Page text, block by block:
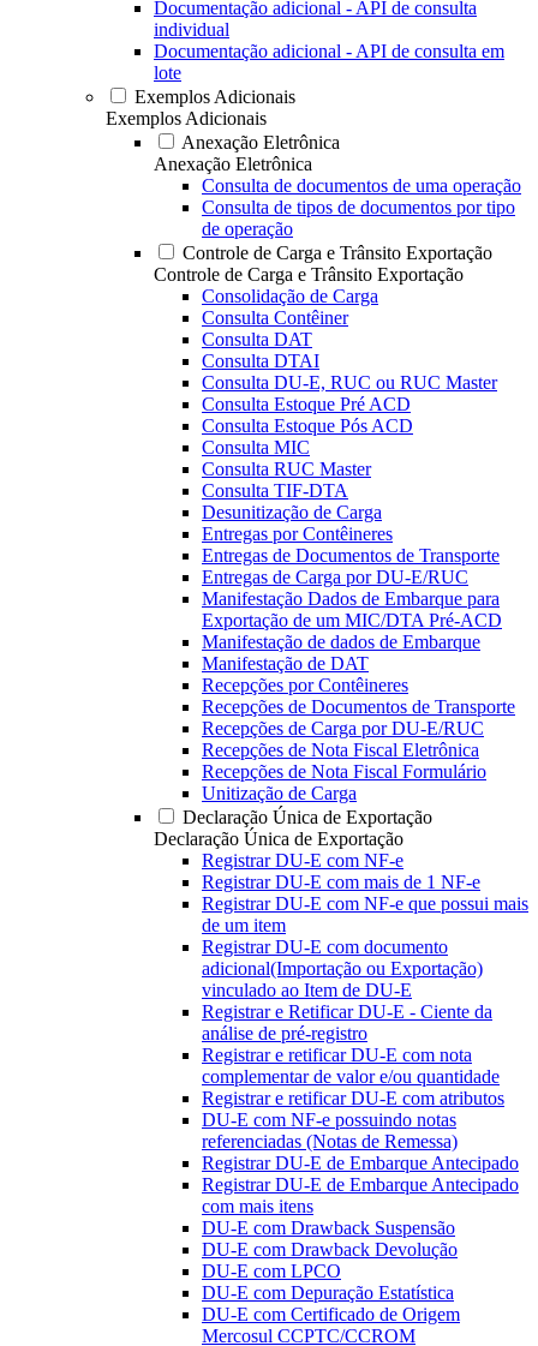
Documentação adicional - API de consulta
individual
Documentação adicional - API de consulta em
lote
Exemplos Adicionais
Exemplos Adicionais
Anexação Eletrônica
Anexação Eletrônica
Consulta de documentos de uma operação
Consulta de tipos de documentos por tipo
de operação
Controle de Carga e Trânsito Exportação
Controle de Carga e Trânsito Exportação
Consolidação de Carga
Consulta Contêiner
Consulta DAT
Consulta DTAI
Consulta DU-E, RUC ou RUC Master
Consulta Estoque Pré ACD
Consulta Estoque Pós ACD
Consulta MIC
Consulta RUC Master
Consulta TIF-DTA
Desunitização de Carga
Entregas por Contêineres
Entregas de Documentos de Transporte
Entregas de Carga por DU-E/RUC
Manifestação Dados de Embarque para
Exportação de um MIC/DTA Pré-ACD
Manifestação de dados de Embarque
Manifestação de DAT
Recepções por Contêineres
Recepções de Documentos de Transporte
Recepções de Carga por DU-E/RUC
Recepções de Nota Fiscal Eletrônica
Recepções de Nota Fiscal Formulário
Unitização de Carga
Declaração Única de Exportação
Declaração Única de Exportação
Registrar DU-E com NF-e
Registrar DU-E com mais de 1 NF-e
Registrar DU-E com NF-e que possui mais
de um item
Registrar DU-E com documento
adicional(Importação ou Exportação)
vinculado ao Item de DU-E
Registrar e Retificar DU-E - Ciente da
análise de pré-registro
Registrar e retificar DU-E com nota
complementar de valor e/ou quantidade
Registrar e retificar DU-E com atributos
DU-E com NF-e possuindo notas
referenciadas (Notas de Remessa)
Registrar DU-E de Embarque Antecipado
Registrar DU-E de Embarque Antecipado
com mais itens
DU-E com Drawback Suspensão
DU-E com Drawback Devolução
DU-E com LPCO
DU-E com Depuração Estatística
DU-E com Certificado de Origem
Mercosul CCPTC/CCROM